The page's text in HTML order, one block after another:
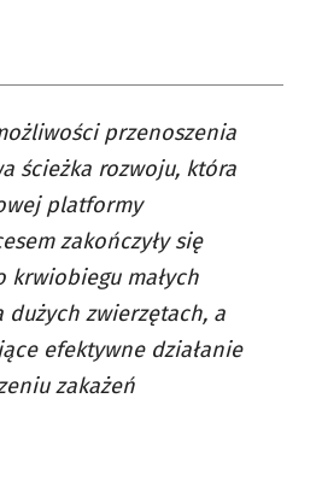
przenoszenia
ścieżka rozwoju, która
platformy
zakończyły się
małych
zwierzętach, a
efektywne działanie
zakażeń